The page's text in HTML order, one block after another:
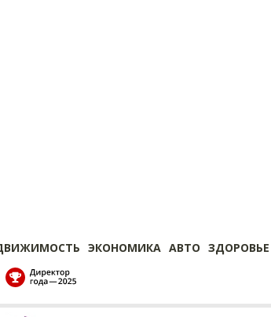
ЭКОНОМИКА АВТО ЗДОРОВЬЕ